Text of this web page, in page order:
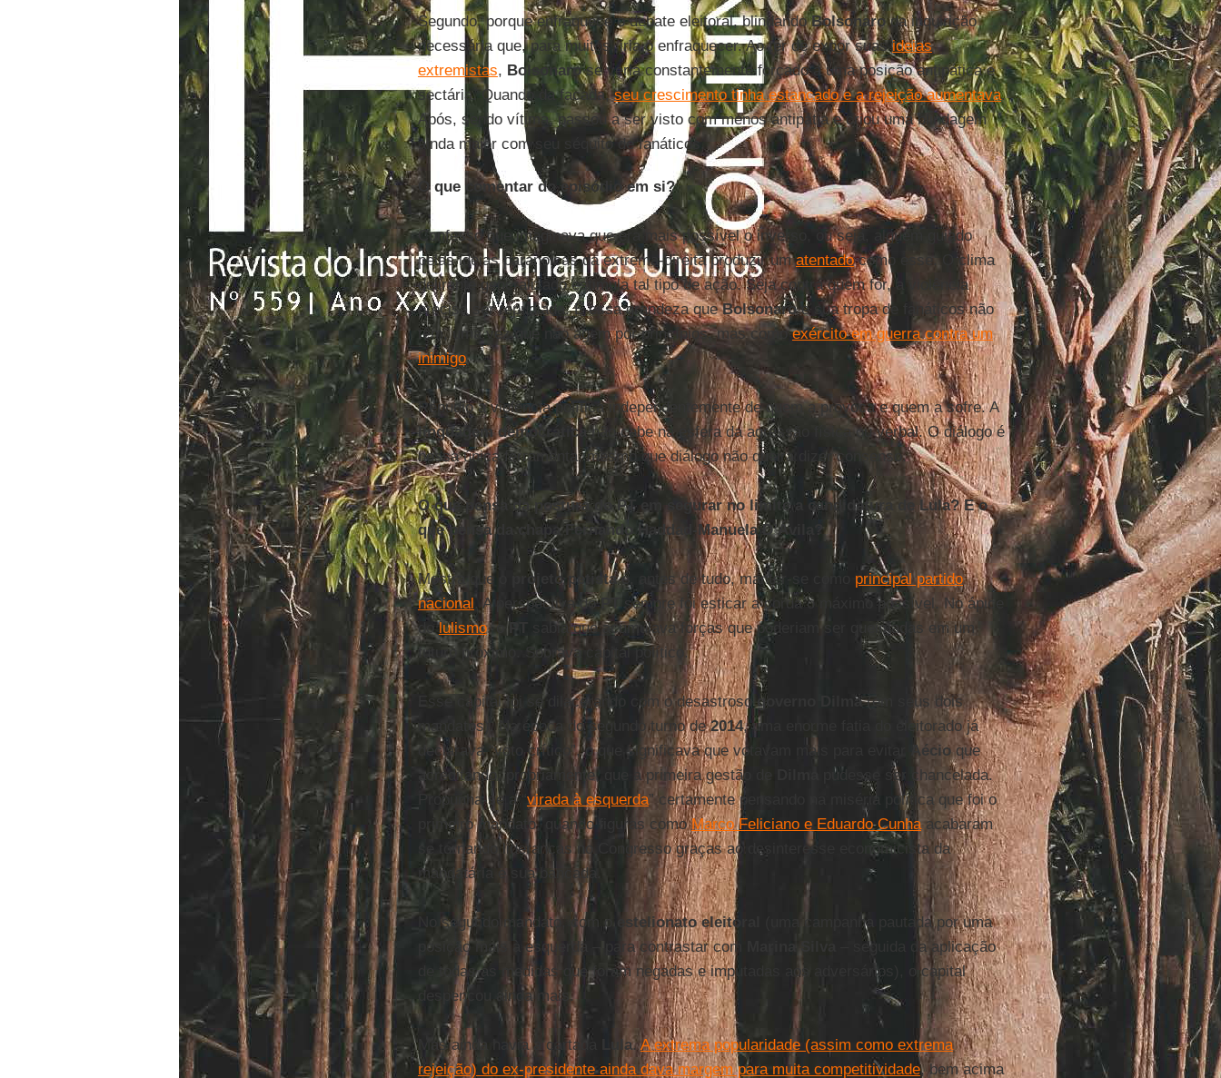
Segundo, porque enfraquece o debate eleitoral, blindandoBolsonaroda inquirição
necessária que, para muitos, iria o enfraquecer. Ao ter de expor suasideias
extremistas, Bolsonarose veria constantemente forçado a uma posição antipática e
sectária. Quando da facada,seu crescimento tinha estancado e a rejeição aumentava.
Após, sendo vítima, passou a ser visto com menos antipatia e criou uma blindagem
ainda maior com seu séquito de fanáticos.
O que comentar do episódio em si?
Confesso que imaginava que era mais possível o inverso, ou seja, alguém guiado
pelas ideias paranoicas da extrema-direita produzir umatentadocomo esse. O clima
delirante generalizado estimula tal tipo de ação. Seja contra quem for, a violência
precisa ser repudiada. É essa grandeza queBolsonaroe sua tropa de fanáticos não
têm, uma vez que não agem por princípios, mas comoexército em guerra contra um
inimigo.
Repudio a violência política independentemente de quem a provoca e quem a sofre. A
linguagem democráticanão cabe na esfera da agressão física ou verbal. O diálogo é
nossa única ferramenta, mesmo que diálogo não queira dizer consenso.
O que pensa da postura do PT em segurar no limite a candidatura de Lula? E o
que pensa da chapa Fernando Haddad-Manuela D’Ávila?
Mostra que o projeto petistaé, antes de tudo, manter-se como principal partido
nacional . A perspectiva doPT
sempre foi esticar a corda o máximo possível. No ápice
dolulismo, oPT
sabia que acumulava forças que poderiam ser queimadas em um
futuro próximo. Sobrava capital político.
Esse capital foi se dilacerando com o desastroso governo Dilma(em seus dois
mandatos). Na época do segundo turno de2014, uma enorme fatia do eleitorado já
declarava “voto crítico”, o que significava que votavam mais para evitar
Aécioque
acreditando, propriamente, que a primeira gestão de
pudesse ser chancelada.
Propunha-se a “ virada à esquerda” certamente pensando na miséria política que foi o
primeiro mandato, quando figuras comoMarco Feliciano e Eduardo Cunhaacabaram
se tornando lideranças no Congresso graças ao desinteresse economicista da
mandatária e sua bancada.
No segundo mandato, com o estelionato eleitoral
(uma campanha pautada por uma
posição mais à esquerda – para contrastar com
Marina Silva
– seguida da aplicação
de todas as medidas que foram negadas e imputadas aos adversários), o capital
despencou ainda mais.
Mas ainda havia a cartada Lula.A extrema popularidade (assim como extrema
rejeição) do ex-presidente ainda dava margem para muita competitividade, bem acima